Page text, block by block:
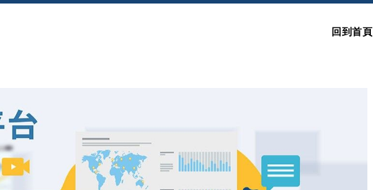
回到首頁